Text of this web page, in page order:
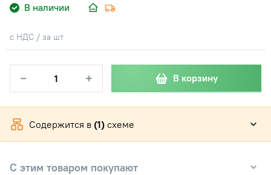
В наличии
с НДС / за шт
− + В корзину
Содержится в (1) схеме
С этим товаром покупают